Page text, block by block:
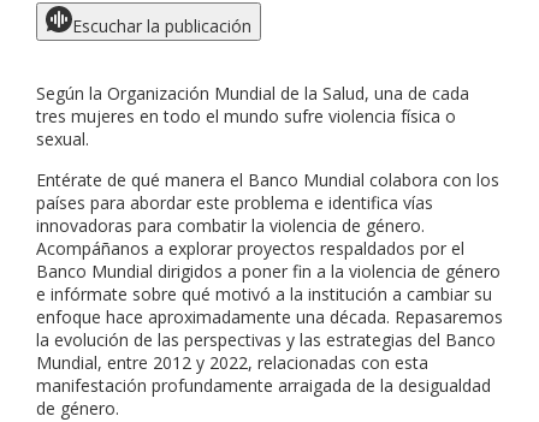
Escuchar la publicación
Según la Organización Mundial de la Salud, una de cada
tres mujeres en todo el mundo sufre violencia física o
sexual.
Entérate de qué manera el Banco Mundial colabora con los
países para abordar este problema e identifica vías
innovadoras para combatir la violencia de género.
Acompáñanos a explorar proyectos respaldados por el
Banco Mundial dirigidos a poner fin a la violencia de género
e infórmate sobre qué motivó a la institución a cambiar su
enfoque hace aproximadamente una década. Repasaremos
la evolución de las perspectivas y las estrategias del Banco
Mundial, entre 2012 y 2022, relacionadas con esta
manifestación profundamente arraigada de la desigualdad
de género.